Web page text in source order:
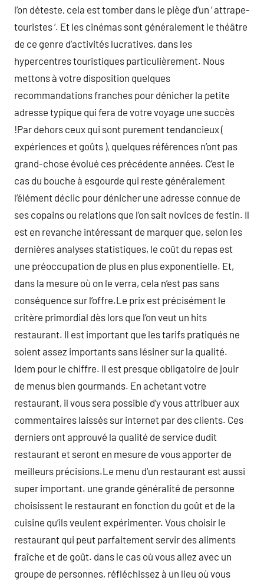
l’on déteste, cela est tomber dans le piège d’un ‘ attrape-
touristes ‘. Et les cinémas sont généralement le théâtre
de ce genre d’activités lucratives, dans les
hypercentres touristiques particulièrement. Nous
mettons à votre disposition quelques
recommandations franches pour dénicher la petite
adresse typique qui fera de votre voyage une succès
!Par dehors ceux qui sont purement tendancieux (
expériences et goûts ), quelques références n’ont pas
grand-chose évolué ces précédente années. C’est le
cas du bouche à esgourde qui reste généralement
l’élément déclic pour dénicher une adresse connue de
ses copains ou relations que l’on sait novices de festin. Il
est en revanche intéressant de marquer que, selon les
dernières analyses statistiques, le coût du repas est
une préoccupation de plus en plus exponentielle. Et,
dans la mesure où on le verra, cela n’est pas sans
conséquence sur l’offre.Le prix est précisément le
critère primordial dès lors que l’on veut un hits
restaurant. Il est important que les tarifs pratiqués ne
soient assez importants sans lésiner sur la qualité.
Idem pour le chiffre. Il est presque obligatoire de jouir
de menus bien gourmands. En achetant votre
restaurant, il vous sera possible d’y vous attribuer aux
commentaires laissés sur internet par des clients. Ces
derniers ont approuvé la qualité de service dudit
restaurant et seront en mesure de vous apporter de
meilleurs précisions.Le menu d’un restaurant est aussi
super important. une grande généralité de personne
choisissent le restaurant en fonction du goût et de la
cuisine qu’ils veulent expérimenter. Vous choisir le
restaurant qui peut parfaitement servir des aliments
fraîche et de goût. dans le cas où vous allez avec un
groupe de personnes, réfléchissez à un lieu où vous